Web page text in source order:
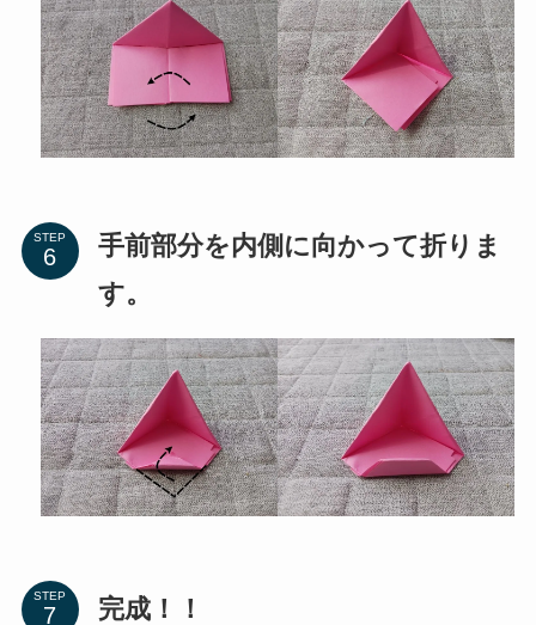
STEP
手前部分を内側に向かって折りま
す。
STEP 完成！！